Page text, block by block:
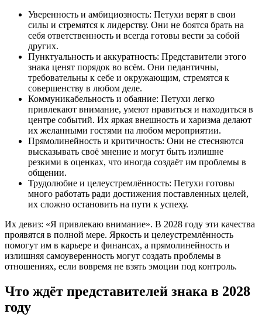
Уверенность и амбициозность: Петухи верят в свои
силы и стремятся к лидерству. Они не боятся брать на
себя ответственность и всегда готовы вести за собой
других.
Пунктуальность и аккуратность: Представители этого
знака ценят порядок во всём. Они педантичны,
требовательны к себе и окружающим, стремятся к
совершенству в любом деле.
Коммуникабельность и обаяние: Петухи легко
привлекают внимание, умеют нравиться и находиться в
центре событий. Их яркая внешность и харизма делают
их желанными гостями на любом мероприятии.
Прямолинейность и критичность: Они не стесняются
высказывать своё мнение и могут быть излишне
резкими в оценках, что иногда создаёт им проблемы в
общении.
Трудолюбие и целеустремлённость: Петухи готовы
много работать ради достижения поставленных целей,
их сложно остановить на пути к успеху.
Их девиз: «Я привлекаю внимание». В 2028 году эти качества
проявятся в полной мере. Яркость и целеустремлённость
помогут им в карьере и финансах, а прямолинейность и
излишняя самоуверенность могут создать проблемы в
отношениях, если вовремя не взять эмоции под контроль.
Что ждёт представителей знака в 2028
году